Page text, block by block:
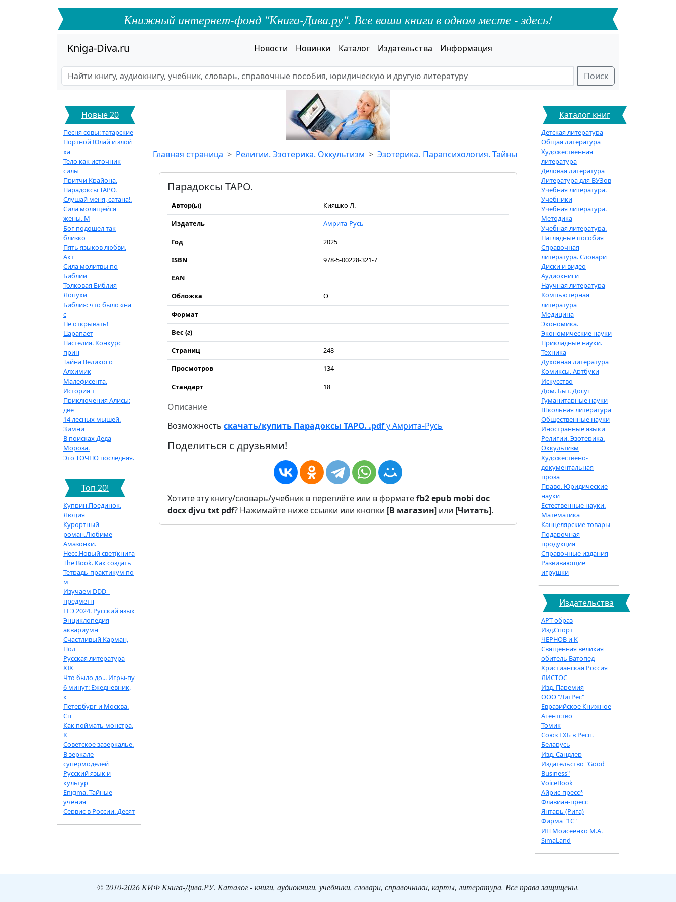
Книжный интернет-фонд "Книга-Дива.ру". Все ваши книги в одном месте - здесь!
Kniga-Diva.ru Новости Новинки Каталог Издательства Информация
Поиск
Новые 20
Песня совы: татарские
Портной Юлай и злой
ха
Тело как источник
силы
Притчи Крайона.
Парадоксы ТАРО.
Слушай меня, сатана!.
Сила молящейся
жены. М
Бог подошел так
близко
Пять языков любви.
Акт
Сила молитвы по
Библии
Толковая Библия
Лопухи
Библия: что было «на
с
Не открывать!
Царапает
Пастелия. Конкурс
прин
Тайна Великого
Алхимик
Малефисента.
История т
Приключения Алисы:
две
14 лесных мышей.
Зимни
В поисках Деда
Мороза.
Это ТОЧНО последняя.
Топ 20!
Куприн.Поединок.
Люция
Курортный
роман.Любиме
Амазонки.
Несс.Новый свет(книга
The Book. Как создать
Тетрадь-практикум по
м
Изучаем DDD -
предметн
ЕГЭ 2024. Русский язык
Энциклопедия
аквариумн
Счастливый Карман,
Пол
Русская литература
XIX
Что было до... Игры-пу
6 минут: Ежедневник,
к
Петербург и Москва.
Сп
Как поймать монстра.
К
Советское зазеркалье.
В зеркале
супермоделей
Русский язык и
культур
Enigma. Тайные
учения
Сервис в России. Десят
Главная страница Религии. Эзотерика. Оккультизм Эзотерика. Парапсихология. Тайны
Парадоксы ТАРО.
Автор(ы)
Кияшко Л.
Издатель
Амрита-Русь
Год
2025
ISBN
978-5-00228-321-7
EAN
Обложка
О
Формат
Вес (г)
Страниц
248
Просмотров
134
Стандарт
18
Описание
Возможность скачать/купить Парадоксы ТАРО. .pdfу Амрита-Русь
Поделиться с друзьями!
Хотите эту книгу/словарь/учебник в переплёте или в форматеfb2epub mobi doc
docxdjvu txt pdf? Нажимайте ниже ссылки или кнопки [В магазин] или [Читать].
Каталог книг
Детская литература
Общая литература
Художественная
литература
Деловая литература
Литература для ВУЗов
Учебная литература.
Учебники
Учебная литература.
Методика
Учебная литература.
Наглядные пособия
Справочная
литература. Словари
Диски и видео
Аудиокниги
Научная литература
Компьютерная
литература
Медицина
Экономика.
Экономические науки
Прикладные науки.
Техника
Духовная литература
Комиксы. Артбуки
Искусство
Дом. Быт. Досуг
Гуманитарные науки
Школьная литература
Общественные науки
Иностранные языки
Религии. Эзотерика.
Оккультизм
Художествено-
документальная
проза
Право. Юридические
науки
Естественные науки.
Математика
Канцелярские товары
Подарочная
продукция
Справочные издания
Развивающие
игрушки
Издательства
АРТ-образ
Изд.Спорт
ЧЕРНОВ и К
Священная великая
обитель Ватопед
Христианская Россия
ЛИСТОС
Изд. Паремия
ООО "ЛитРес"
Евразийское Книжное
Агентство
Томик
Союз ЕХБ в Респ.
Беларусь
Изд. Сандлер
Издательство "Good
Business"
VoiceBook
Айрис-пресс*
Флавиан-пресс
Янтарь (Рига)
Фирма "1С"
ИП Моисеенко М.А.
SimaLand
© 2010-2026 КИФ Книга-Дива.РУ. Каталог - книги, аудиокниги, учебники, словари, справочники, карты, литература. Все права защищены.